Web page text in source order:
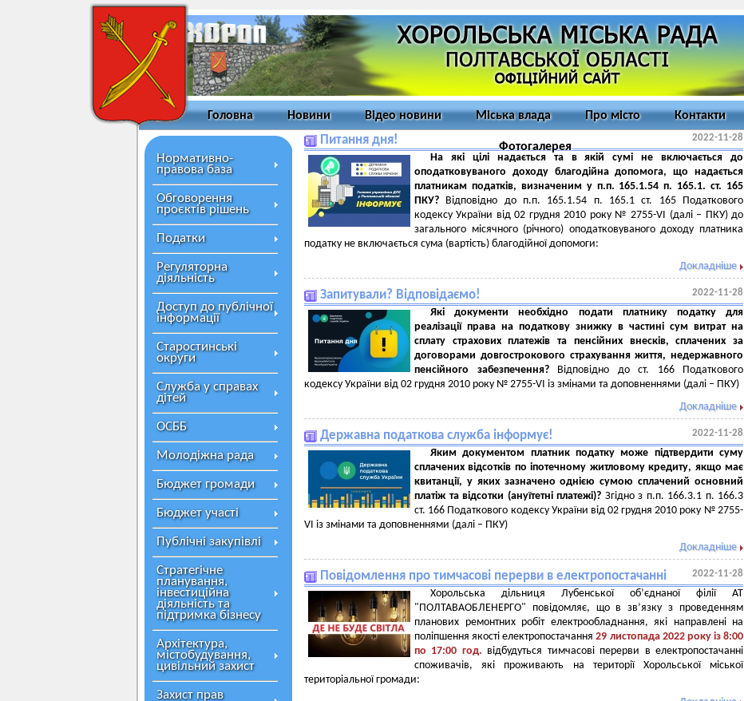
Головна Новини Відео новини Міська влада Про місто Контакти
Фотогалерея
Нормативно-
правова база
Обговорення
проєктів рішень
Податки
Регуляторна
діяльність
Доступ до публічної
інформації
Старостинські
округи
Служба у справах
дітей
ОСББ
Молодіжна рада
Бюджет громади
Бюджет участі
Публічні закупівлі
Стратегічне
планування,
інвестиційна
діяльність та
підтримка бізнесу
Архітектура,
містобудування,
цивільний захист
Захист прав
Питання дня! 2022-11-28
На які цілі надається та в якій сумі не включається до
оподатковуваного доходу благодійна допомога, що надається
платникам податків, визначеним у п.п. 165.1.54 п. 165.1. ст. 165
ПКУ? Відповідно до п.п. 165.1.54 п. 165.1 ст. 165 Податкового
кодексу України від 02 грудня 2010 року № 2755-VI (далі – ПКУ) до
загального місячного (річного) оподатковуваного доходу платника
податку не включається сума (вартість) благодійної допомоги:
Докладніше
Запитували? Відповідаємо! 2022-11-28
Які документи необхідно подати платнику податку для
реалізації права на податкову знижку в частині сум витрат на
сплату страхових платежів та пенсійних внесків, сплачених за
договорами довгострокового страхування життя, недержавного
пенсійного забезпечення? Відповідно до ст. 166 Податкового
кодексу України від 02 грудня 2010 року № 2755-VI із змінами та доповненнями (далі – ПКУ)
Докладніше
Державна податкова служба інформує! 2022-11-28
Яким документом платник податку може підтвердити суму
сплачених відсотків по іпотечному житловому кредиту, якщо має
квитанції, у яких зазначено однією сумою сплачений основний
платіж та відсотки (ануїтетні платежі)? Згідно з п.п. 166.3.1 п. 166.3
ст. 166 Податкового кодексу України від 02 грудня 2010 року № 2755-
VI із змінами та доповненнями (далі – ПКУ)
Докладніше
Повідомлення про тимчасові перерви в електропостачанні 2022-11-28
Хорольська дільниця Лубенської об’єднаної філії АТ
"ПОЛТАВАОБЛЕНЕРГО" повідомляє, що в зв’язку з проведенням
планових ремонтних робіт електрообладнання, які направлені на
поліпшення якості електропостачання29 листопада 2022 року із 8:00
по 17:00 год. відбудуться тимчасові перерви в електропостачанні
споживачів, які проживають на території Хорольської міської
територіальної громади: